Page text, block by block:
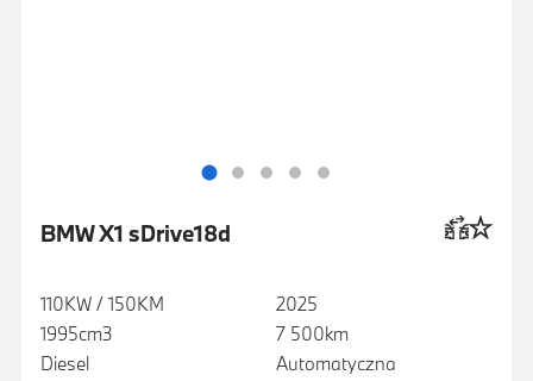
BMW X1 sDrive18d
110KW / 150KM
1995cm3
Diesel
2025
7 500km
Automatyczna